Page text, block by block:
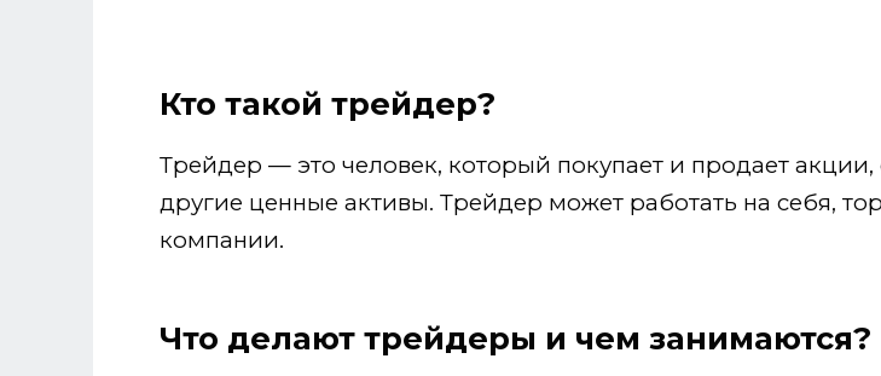
Кто такой трейдер?
Трейдер — это человек, который покупает и продает
другие ценные активы. Трейдер может работать на себя,
компании.
Что делают трейдеры и чем занимаются?